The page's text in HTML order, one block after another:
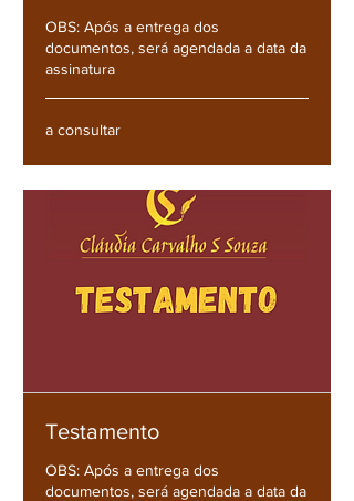
OBS: Após a entrega dos
documentos, será agendada a data da
assinatura
consultar
a consultar
Testamento
OBS: Após a entrega dos
documentos, será agendada a data da